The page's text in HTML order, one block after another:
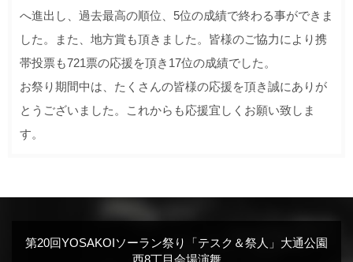
へ進出し、過去最高の順位、5位の成績で終わる事ができま
した。また、地方賞も頂きました。皆様のご協力により携
帯投票も721票の応援を頂き17位の成績でした。
お祭り期間中は、たくさんの皆様の応援を頂き誠にありが
とうございました。これからも応援宜しくお願い致しま
す。
第20回YOSAKOIソーラン祭り「テスク＆祭人」大通公園
西8丁目会場演舞